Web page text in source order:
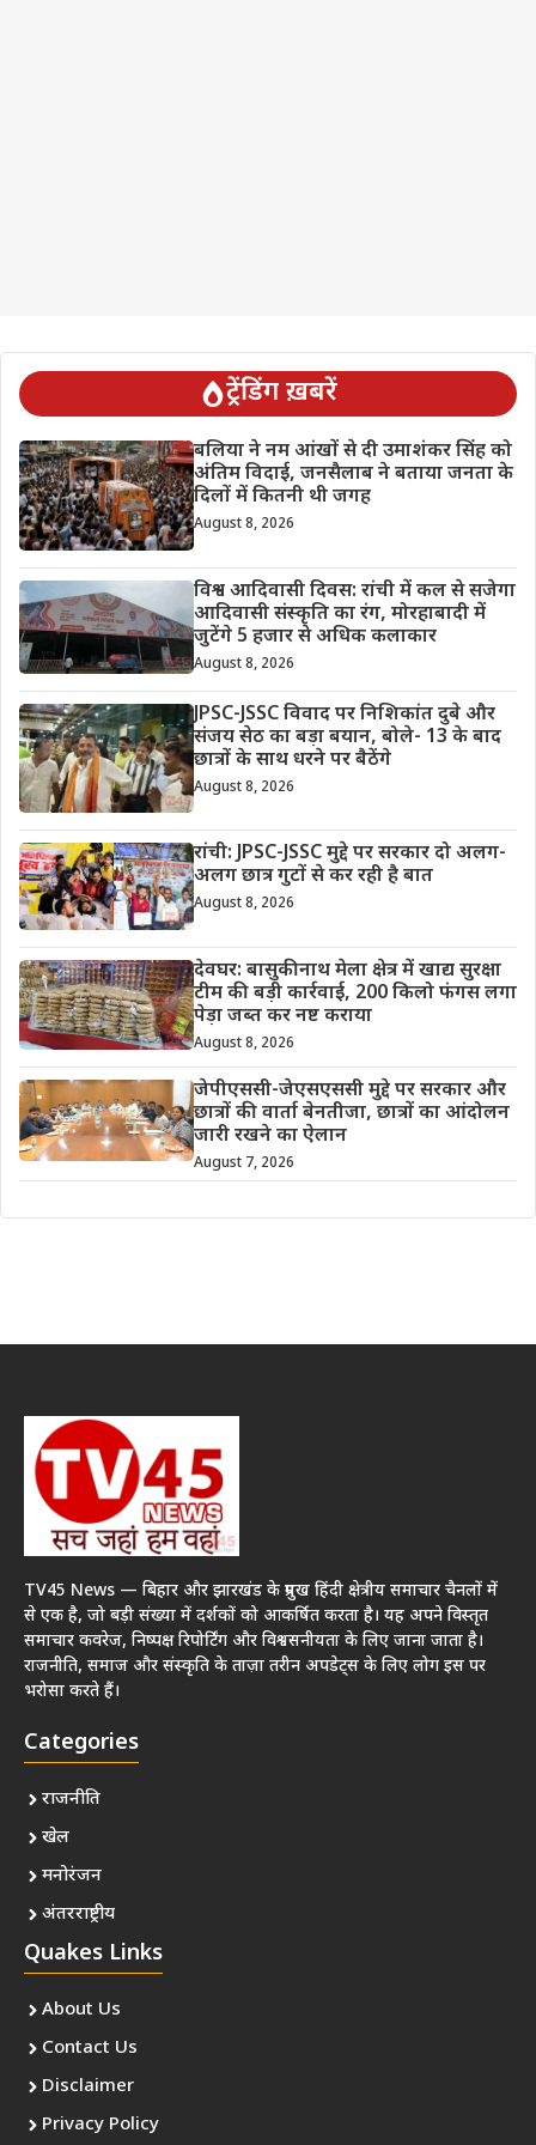
ट्रेंडिंग ख़बरें
बलिया ने नम आंखों से दी उमाशंकर सिंह को
अंतिम विदाई, जनसैलाब ने बताया जनता के
दिलों में कितनी थी जगह
August 8, 2026
विश्व आदिवासी दिवस: रांची में कल से सजेगा
आदिवासी संस्कृति का रंग, मोरहाबादी में
जुटेंगे 5 हजार से अधिक कलाकार
August 8, 2026
JPSC-JSSC विवाद पर निशिकांत दुबे और
संजय सेठ का बड़ा बयान, बोले- 13 के बाद
छात्रों के साथ धरने पर बैठेंगे
August 8, 2026
रांची: JPSC-JSSC मुद्दे पर सरकार दो अलग-
अलग छात्र गुटों से कर रही है बात
August 8, 2026
देवघर: बासुकीनाथ मेला क्षेत्र में खाद्य सुरक्षा
टीम की बड़ी कार्रवाई, 200 किलो फंगस लगा
पेड़ा जब्त कर नष्ट कराया
August 8, 2026
जेपीएससी-जेएसएससी मुद्दे पर सरकार और
छात्रों की वार्ता बेनतीजा, छात्रों का आंदोलन
जारी रखने का ऐलान
August 7, 2026
TV45 News — बिहार और झारखंड के प्रमुख हिंदी क्षेत्रीय समाचार चैनलों में
से एक है, जो बड़ी संख्या में दर्शकों को आकर्षित करता है। यह अपने विस्तृत
समाचार कवरेज, निष्पक्ष रिपोर्टिंग और विश्वसनीयता के लिए जाना जाता है।
राजनीति, समाज और संस्कृति के ताज़ा तरीन अपडेट्स के लिए लोग इस पर
भरोसा करते हैं।
Categories
राजनीति
खेल
मनोरंजन
अंतरराष्ट्रीय
Quakes Links
About Us
Contact Us
Disclaimer
Privacy Policy